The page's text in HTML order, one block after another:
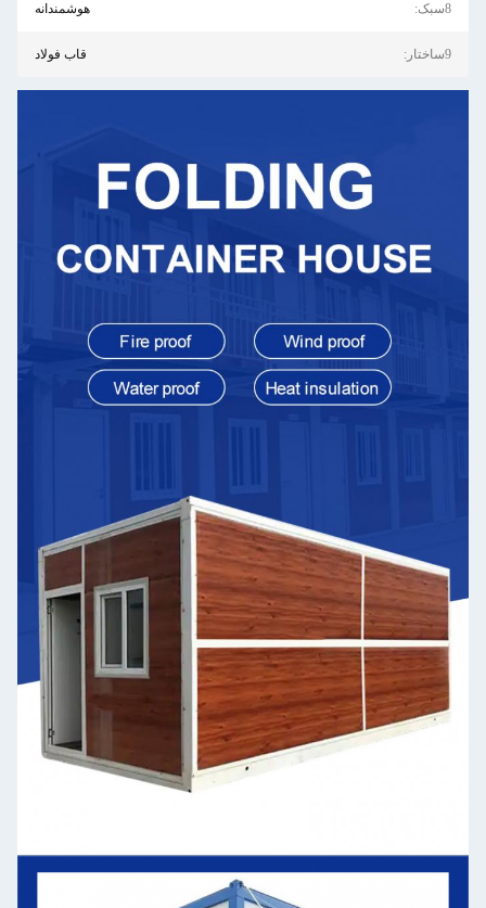
8سبک: هوشمندانه
9ساختار: قاب فولاد